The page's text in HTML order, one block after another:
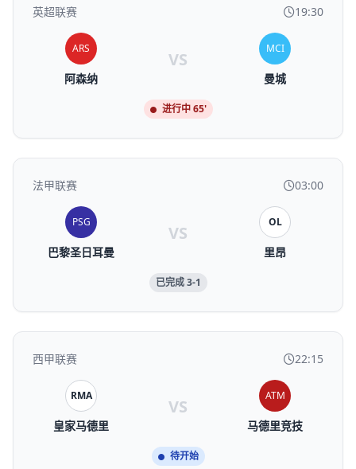
英超联赛 19:30
ARS
阿森纳
VS
MCI
曼城
进行中 65'
法甲联赛 03:00
PSG
巴黎圣日耳曼
VS
OL
里昂
已完成 3-1
西甲联赛 22:15
RMA
皇家马德里
VS
ATM
马德里竞技
待开始